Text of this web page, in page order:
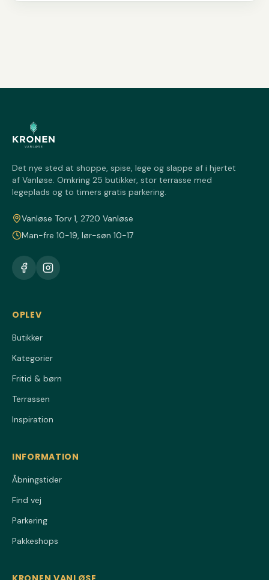
Det nye sted at shoppe, spise, lege og slappe af i hjertet
af Vanløse. Omkring 25 butikker, stor terrasse med
legeplads og to timers gratis parkering.
Vanløse Torv 1, 2720 Vanløse
Man-fre 10-19, lør-søn 10-17
OPLEV
Butikker
Kategorier
Fritid & børn
Terrassen
Inspiration
INFORMATION
Åbningstider
Find vej
Parkering
Pakkeshops